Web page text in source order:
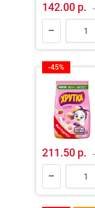
142.00 р.
-45%
211.50 р.